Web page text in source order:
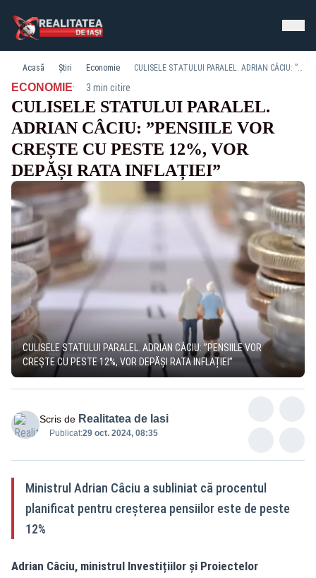
Acasă Știri Economie CULISELE STATULUI PARALEL. ADRIAN CÂCIU: ”PENSIILE VOR CREȘTE CU PESTE 12%, VOR DEPĂȘI RATA INFLAȚIEI”
ECONOMIE· 3 min citire
CULISELE STATULUI PARALEL.
ADRIAN CÂCIU: ”PENSIILE VOR
CREȘTE CU PESTE 12%, VOR
DEPĂȘI RATA INFLAȚIEI”
CULISELE STATULUI PARALEL. ADRIAN CÂCIU: ”PENSIILE VOR
CREȘTE CU PESTE 12%, VOR DEPĂȘI RATA INFLAȚIEI”
Scris de Realitatea de Iasi
Publicat:29 oct. 2024, 08:35
Ministrul Adrian Câciu a subliniat că procentul
planificat pentru creșterea pensiilor este de peste
12%
Adrian Câciu, ministrul Investițiilor și Proiectelor